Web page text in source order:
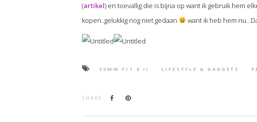
(artikel) en toevallig die is bijna op want ik gebruik hem
kopen..gelukkig nog niet gedaan
want ik heb hem
50MM F/1.8 II LIFESTYLE & GADGETS
SHARE